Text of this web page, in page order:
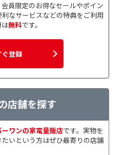
員限定のお得なセールやポイン
なサービスなどの特典をご利用
無料です。
ぐ登録
店舗を探す
ワンの家電量販店です。実物を
いという方はぜひ最寄りの店舗